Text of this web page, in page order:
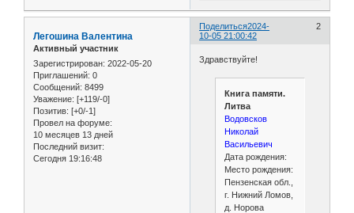
Поделиться 2
2024-
10-05 21:00:42
Легошина Валентина
Активный участник
Зарегистрирован: 2022-05-20
Приглашений: 0
Сообщений: 8499
Уважение: [+119/-0]
Позитив: [+0/-1]
Провел на форуме:
10 месяцев 13 дней
Последний визит:
Сегодня 19:16:48
Здравствуйте!
Книга памяти.
Литва
Водовсков
Николай
Васильевич
Дата рождения:
Место рождения:
Пензенская обл.,
г. Нижний Ломов,
д. Норова